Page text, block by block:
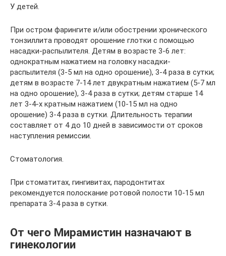
У детей.
При остром фарингите и/или обострении хронического
тонзиллита проводят орошение глотки с помощью
насадки-распылителя. Детям в возрасте 3-6 лет:
однократным нажатием на головку насадки-
распылителя (3-5 мл на одно орошение), 3-4 раза в сутки;
детям в возрасте 7-14 лет двукратным нажатием (5-7 мл
на одно орошение), 3-4 раза в сутки; детям старше 14
лет 3-4-х кратным нажатием (10-15 мл на одно
орошение) 3-4 раза в сутки. Длительность терапии
составляет от 4 до 10 дней в зависимости от сроков
наступления ремиссии.
Стоматология.
При стоматитах, гингивитах, пародонтитах
рекомендуется полоскание ротовой полости 10-15 мл
препарата 3-4 раза в сутки.
От чего Мирамистин назначают в
гинекологии